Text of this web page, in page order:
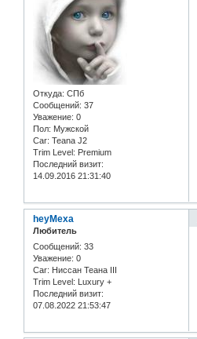
Откуда: СПб
Сообщений: 37
Уважение: 0
Пол: Мужской
Car: Teana J2
Trim Level: Premium
Последний визит:
14.09.2016 21:31:40
heyMexa
Любитель
Сообщений: 33
Уважение: 0
Car: Ниссан Теана III
Trim Level: Luxury +
Последний визит:
07.08.2022 21:53:47